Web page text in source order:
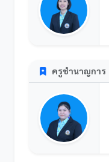
ครูชำนาญการ